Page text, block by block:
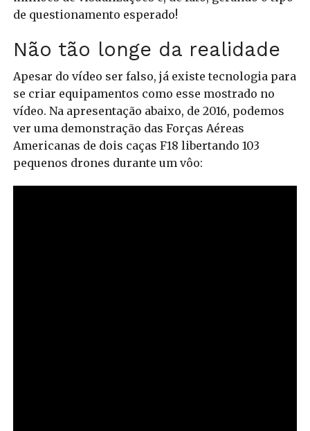
de questionamento esperado!
Não tão longe da realidade
Apesar do vídeo ser falso, já existe tecnologia para
se criar equipamentos como esse mostrado no
vídeo. Na apresentação abaixo, de 2016, podemos
ver uma demonstração das Forças Aéreas
Americanas de dois caças F18 libertando 103
pequenos drones durante um vôo: